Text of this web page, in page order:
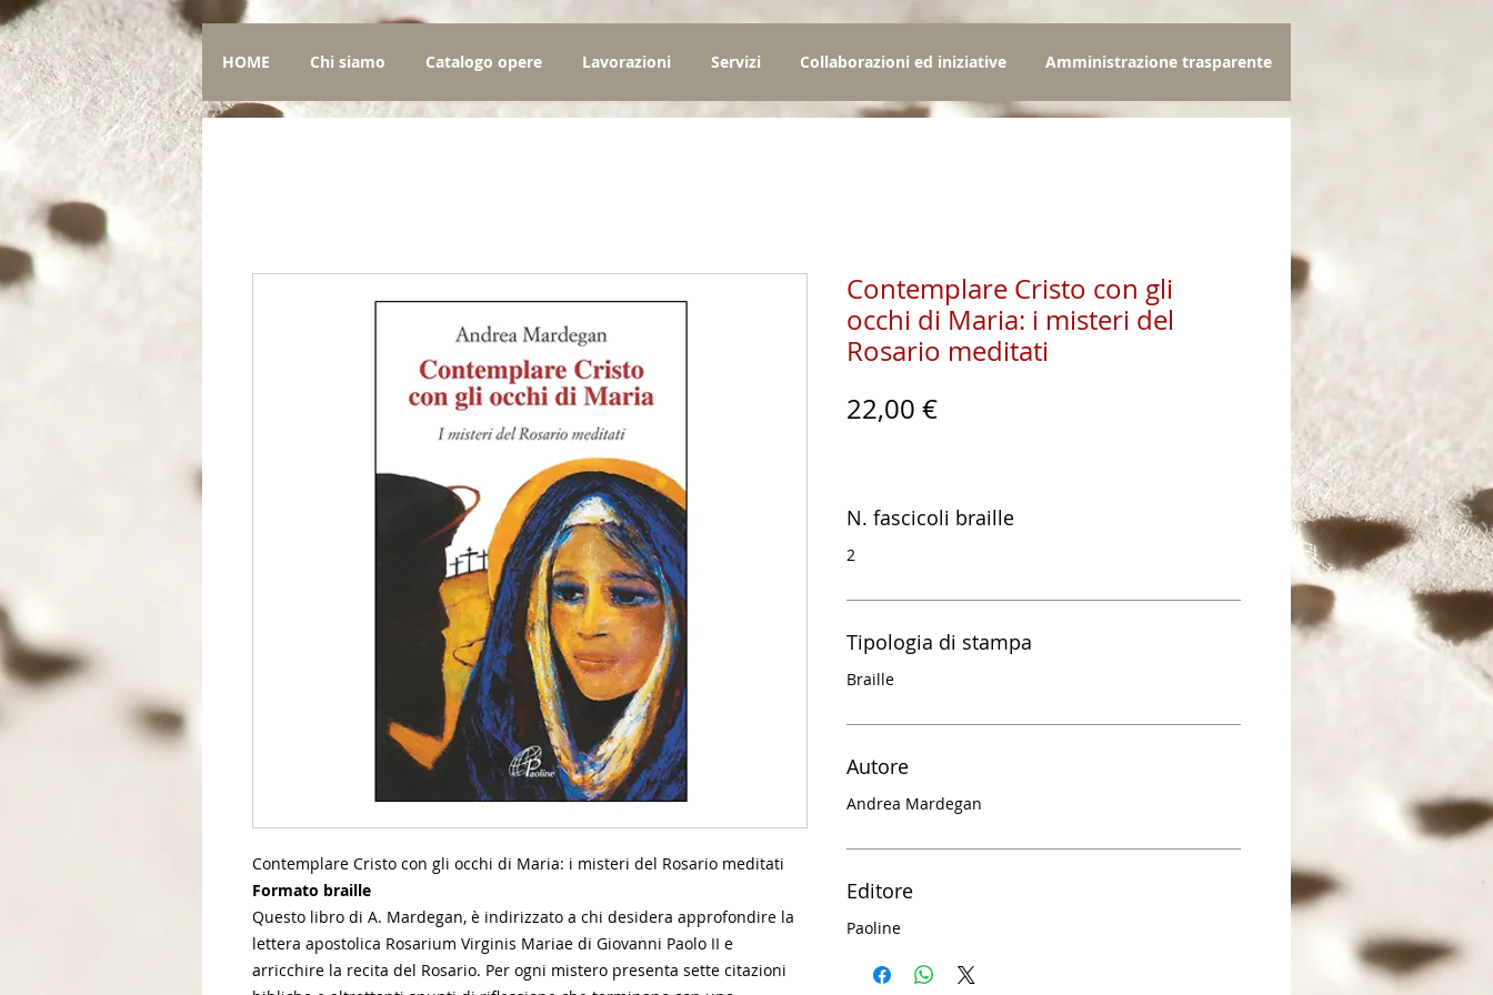
HOME Chi siamo Catalogo opere Lavorazioni Servizi Collaborazioni ed iniziative Amministrazione trasparente
Contemplare Cristo con gli occhi di Maria: i misteri del Rosario meditati
Formato braille
Questo libro di A. Mardegan, è indirizzato a chi desidera approfondire la
lettera apostolica Rosarium Virginis Mariae di Giovanni Paolo II e
arricchire la recita del Rosario. Per ogni mistero presenta sette citazioni
Contemplare Cristo con gli
occhi di Maria: i misteri del
Rosario meditati
22,00 €Prezzo
N. fascicoli braille
2
Tipologia di stampa
Braille
Autore
Andrea Mardegan
Editore
Paoline